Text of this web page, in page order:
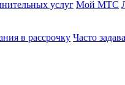
услуг Мой МТС
в рассрочку Часто